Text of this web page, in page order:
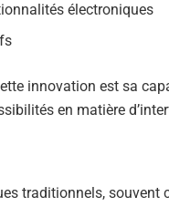
électroniques
innovation est sa
en matière
traditionnels, souvent